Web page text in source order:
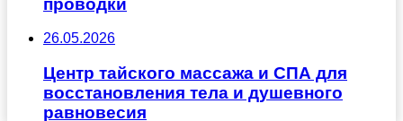
26.05.2026
Центр тайского массажа и СПА для
восстановления тела и душевного
равновесия